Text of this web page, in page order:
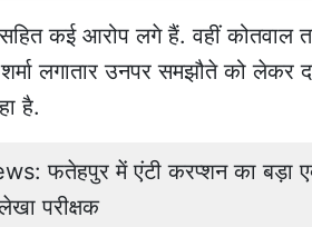
कई आरोप लगे हैं. वहीं कोतवाल
लगातार उनपर समझौते को लेकर
है.
फतेहपुर में एंटी करप्शन का बड़ा
परीक्षक